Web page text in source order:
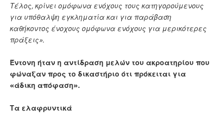
Τέλος, κρίνει ομόφωνα ενόχους τους κατηγορούμενους
για υπόθαλψη εγκληματία και για παράβαση
καθήκοντος ένοχους ομόφωνα ενόχους για μερικότερες
πράξεις».
Έντονη ήταν η αντίδραση μελών του ακροατηρίου που
φώναξαν προς το δικαστήριο ότι πρόκειται για
«άδικη απόφαση».
Τα ελαφρυντικά